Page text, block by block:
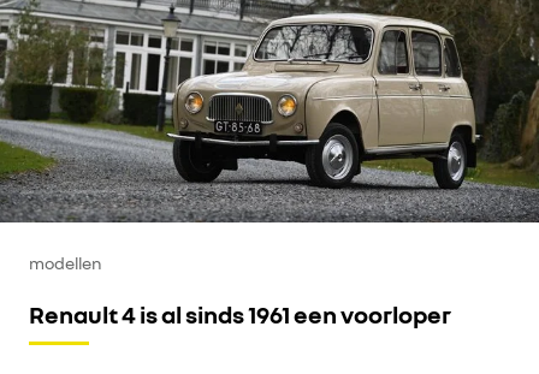
modellen
Renault 4 is al sinds 1961 een voorloper